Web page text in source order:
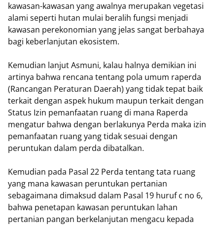
kawasan-kawasan yang awalnya merupakan vegetasi
alami seperti hutan mulai beralih fungsi menjadi
kawasan perekonomian yang jelas sangat berbahaya
bagi keberlanjutan ekosistem.
Kemudian lanjut Asmuni, kalau halnya demikian ini
artinya bahwa rencana tentang pola umum raperda
(Rancangan Peraturan Daerah) yang tidak tepat baik
terkait dengan aspek hukum maupun terkait dengan
Status Izin pemanfaatan ruang di mana Raperda
mengatur bahwa dengan berlakunya Perda maka izin
pemanfaatan ruang yang tidak sesuai dengan
peruntukan dalam perda dibatalkan.
Kemudian pada Pasal 22 Perda tentang tata ruang
yang mana kawasan peruntukan pertanian
sebagaimana dimaksud dalam Pasal 19 huruf c no 6,
bahwa penetapan kawasan peruntukan lahan
pertanian pangan berkelanjutan mengacu kepada